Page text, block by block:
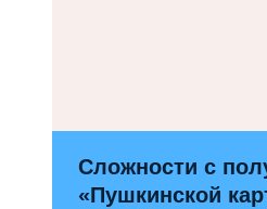
Сложности с
«Пушкинской